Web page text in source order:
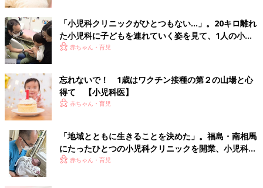
・子宮頸がんワクチンの場合／接種にふみきれない
などです。また、定期接種以外での追加接種が推奨されている、
三種混合（DTP）・不活化ポリオワクチンの未接種や、留学や寮
生活をする場合に推奨されている髄膜炎菌ワクチンについては情
報を知らない保護者も多いようです。お父さん世代には麻疹風疹
これらのワクチンについて紹介、説明しスケジューリングするこ
とも小児科スタッフの仕事です。
赤ちゃんの鼻水で受診したときに、小学生のお兄ちゃんも、お父
さんのワクチンも相談してみてください。家族、地域、社会
が“ワクチンで防げる病気（VPD）はワクチンで防ぐ！”ことが大
切です。小児科はそのお手伝いをします。
「小児科クリニックがひとつもない…」。20キロ離れ
た小児科に子どもを連れていく姿を見て、1人の小児
科医の決意
赤ちゃん・育児
忘れないで！ 1歳はワクチン接種の第２の山場と心
得て 【小児科医】
赤ちゃん・育児
「地域とともに生きることを決めた」。福島・南相馬
にたったひとつの小児科クリニックを開業、小児科医
の現在と未来
赤ちゃん・育児